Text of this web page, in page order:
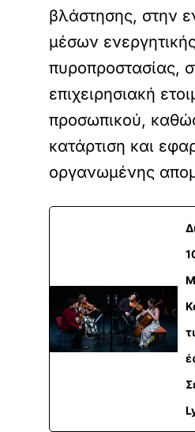
βλάστησης, στην
μέσων
πυροπροστασίας,
επιχειρησιακή
προσωπικού,
κατάρτιση και
οργανωμένης